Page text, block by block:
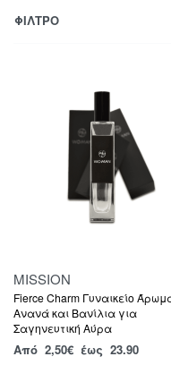
ΦΙΛΤΡΟ
MISSION
Fierce Charm Γυναικείο
Ανανά και Βανίλια για
Σαγηνευτική Αύρα
Από 2,50€ έως 23.90